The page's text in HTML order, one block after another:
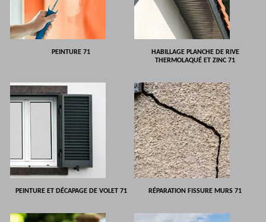
PEINTURE 71
HABILLAGE PLANCHE DE RIVE
THERMOLAQUÉ ET ZINC 71
PEINTURE ET DÉCAPAGE DE VOLET 71 RÉPARATION FISSURE MURS 71